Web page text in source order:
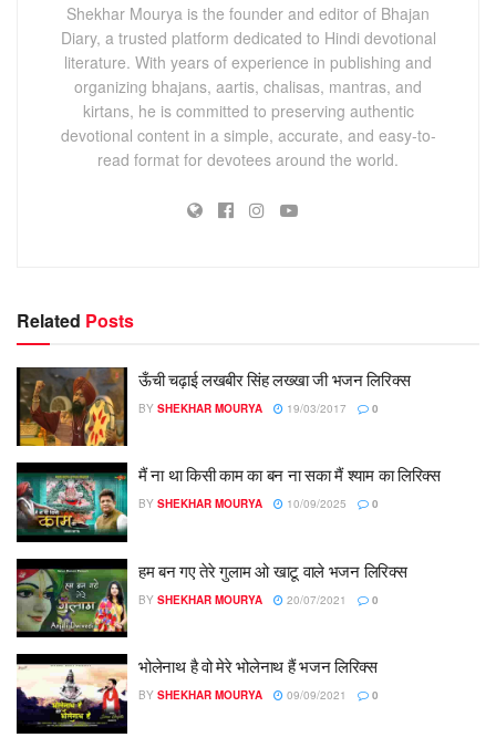
Shekhar Mourya is the founder and editor of Bhajan
Diary, a trusted platform dedicated to Hindi devotional
literature. With years of experience in publishing and
organizing bhajans, aartis, chalisas, mantras, and
kirtans, he is committed to preserving authentic
devotional content in a simple, accurate, and easy-to-
read format for devotees around the world.
Related Posts
ऊँची चढ़ाई लखबीर सिंह लख्खा जी भजन लिरिक्स
BY SHEKHAR MOURYA 19/03/2017 0
मैं ना था किसी काम का बन ना सका मैं श्याम का लिरिक्स
BY SHEKHAR MOURYA 10/09/2025 0
हम बन गए तेरे गुलाम ओ खाटू वाले भजन लिरिक्स
BY SHEKHAR MOURYA 20/07/2021 0
भोलेनाथ है वो मेरे भोलेनाथ हैं भजन लिरिक्स
BY SHEKHAR MOURYA 09/09/2021 0